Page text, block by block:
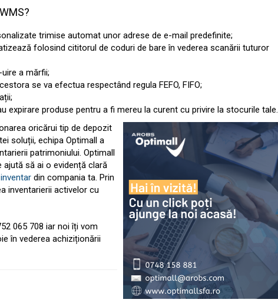
trimise automat unor adrese de e-mail predefinite;
folosind cititorul de coduri de bare în vederea scanării tuturor
a mărfii;
se va efectua respectând regula FEFO, FIFO;
expirare produse pentru a fi mereu la curent cu privire la stocurile tale.
oricărui tip de depozit
soluții, echipa Optimall a
patrimoniului. Optimall
să ai o evidență clară
inventar din compania ta. Prin
inventarierii activelor cu
065 708 iar noi îți vom
în vederea achiziționării